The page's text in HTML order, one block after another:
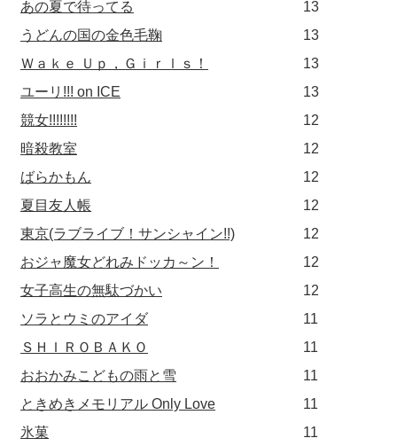
あの夏で待ってる
13
うどんの国の金色毛鞠
13
Ｗａｋｅ Ｕｐ，Ｇｉｒｌｓ！
13
ユーリ!!! on ICE
13
競女!!!!!!!!
12
暗殺教室
12
ばらかもん
12
夏目友人帳
12
東京(ラブライブ！サンシャイン!!)
12
おジャ魔女どれみドッカ～ン！
12
女子高生の無駄づかい
12
ソラとウミのアイダ
11
ＳＨＩＲＯＢＡＫＯ
11
おおかみこどもの雨と雪
11
ときめきメモリアル Only Love
11
氷菓
11